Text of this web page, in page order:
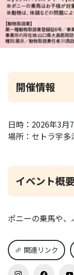
開催情報
日時：2026年3月
場所：セトラ宇多
イベント概
ポニーの乗馬や、
関連リンク